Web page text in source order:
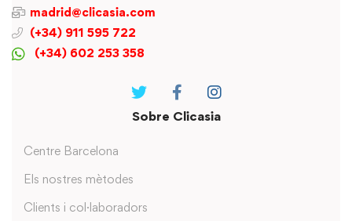
madrid@clicasia.com
(+34) 911 595 722
(+34) 602 253 358
Sobre Clicasia
Centre Barcelona
Els nostres mètodes
Clients i col·laboradors